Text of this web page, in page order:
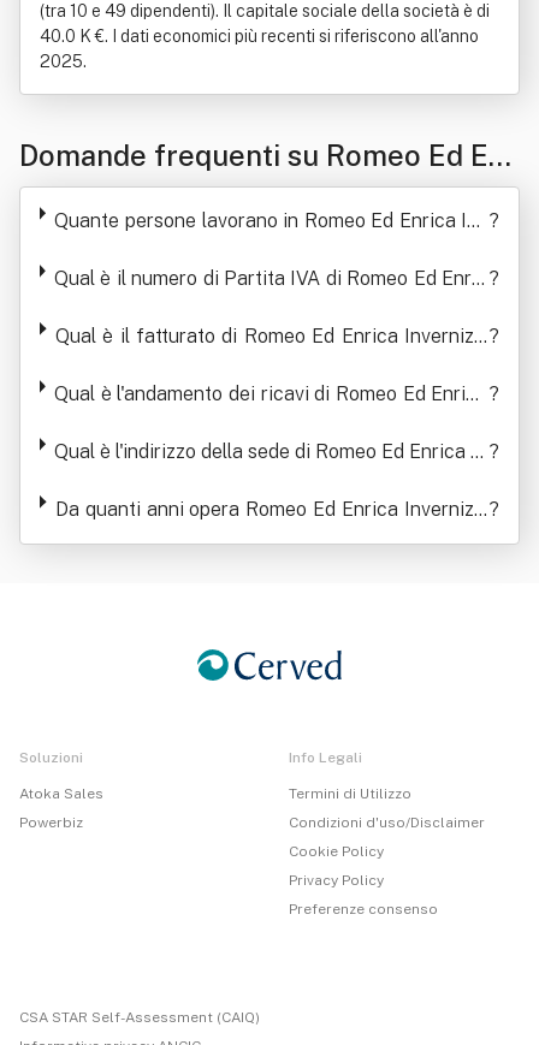
(tra 10 e 49 dipendenti). Il capitale sociale della società è di
40.0 K €. I dati economici più recenti si riferiscono all'anno
2025.
Domande frequenti su Romeo Ed Enr
ica Invernizzi Srl In Forma Abbreviat
a Rei Srl
Quante persone lavorano in Romeo Ed Enrica Inv ?
Qual è il numero di Partita IVA di Romeo Ed Enric ?
Qual è il fatturato di Romeo Ed Enrica Invernizzi?
Qual è l'andamento dei ricavi di Romeo Ed Enrica ?
Qual è l'indirizzo della sede di Romeo Ed Enrica In ?
Da quanti anni opera Romeo Ed Enrica Invernizzi
Srl In Forma Abbreviata Rei Srl
?
Soluzioni
Atoka Sales
Powerbiz
Info Legali
Termini di Utilizzo
Condizioni d'uso/Disclaimer
Cookie Policy
Privacy Policy
Preferenze consenso
CSA STAR Self-Assessment (CAIQ)